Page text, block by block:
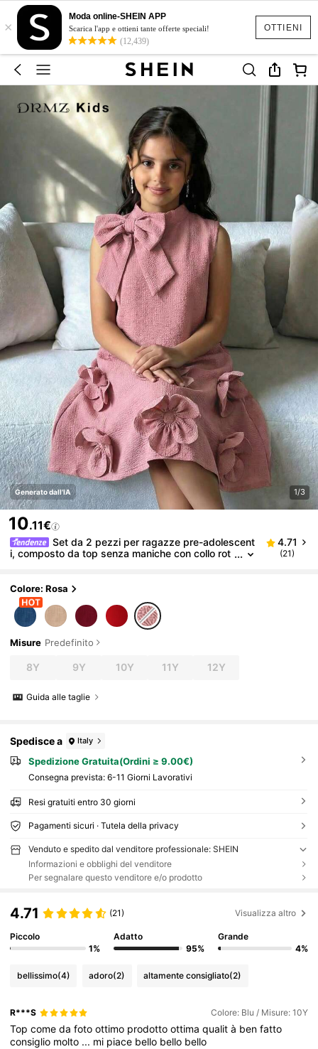
OTTIENI
×
Moda online-SHEIN APP
Scarica l'app e ottieni tante offerte speciali!
(12,439)
Generato dall'IA 1/3
10.11€
Set da 2 pezzi per ragazze pre-adolescent
i, composto da top senza maniche con collo rot
4.71
(21)
Colore: Rosa
Misure Predefinito
8Y 9Y 10Y 11Y 12Y
Guida alle taglie
Spedisce a Italy
Spedizione Gratuita(Ordini ≥ 9.00€)
Consegna prevista: 6-11 Giorni Lavorativi
Resi gratuiti entro 30 giorni
Pagamenti sicuri · Tutela della privacy
Venduto e spedito dal venditore professionale: SHEIN
Informazioni e obblighi del venditore
Per segnalare questo venditore e/o prodotto
4.71 (21) Visualizza altro
Piccolo
1%
Adatto
95%
Grande
4%
bellissimo(4) adoro(2) altamente consigliato(2)
R***S Colore: Blu / Misure: 10Y
Topcomedafotoottimo prodottoottimaqualità benfatto
consiglio molto ... mi piace bello bello bello